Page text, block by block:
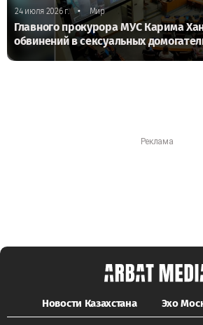
24 июля 2026 г. • Мир
Главного прокурора МУС Карима
обвинений в сексуальных
Новости Казахстана Эхо